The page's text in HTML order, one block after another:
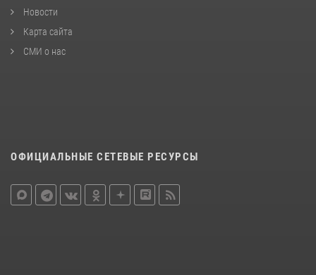
Новости
Карта сайта
СМИ о нас
ОФИЦИАЛЬНЫЕ СЕТЕВЫЕ РЕСУРСЫ